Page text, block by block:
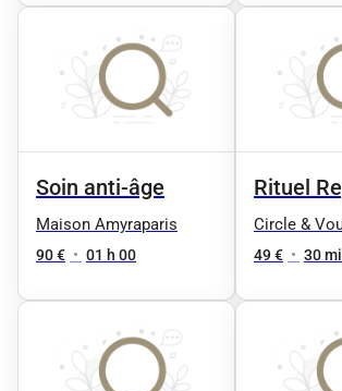
Soin anti-âge
Maison Amyraparis
90 € • 01 h 00
Rituel
Liftant -
Circle &
49 € • 30